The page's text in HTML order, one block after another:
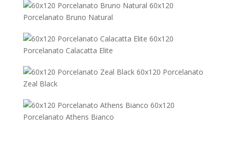
60x120
Porcelanato Bruno Natural
60x120
Porcelanato Calacatta Elite
60x120 Porcelanato
Zeal Black
60x120
Porcelanato Athens Bianco